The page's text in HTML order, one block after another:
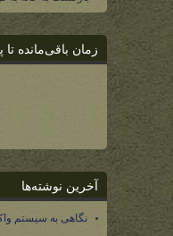
زمان باقی‌مانده
آخرین نوشته‌ها
نگاهی به سیستم